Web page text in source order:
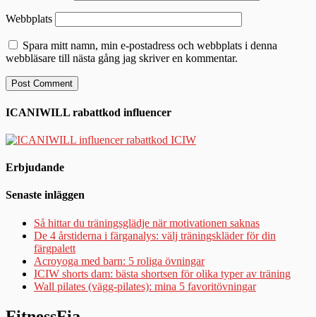
Webbplats
Spara mitt namn, min e-postadress och webbplats i denna
webbläsare till nästa gång jag skriver en kommentar.
ICANIWILL rabattkod influencer
Erbjudande
Senaste inläggen
Så hittar du träningsglädje när motivationen saknas
De 4 årstiderna i färganalys: välj träningskläder för din
färgpalett
Acroyoga med barn: 5 roliga övningar
ICIW shorts dam: bästa shortsen för olika typer av träning
Wall pilates (vägg-pilates): mina 5 favoritövningar